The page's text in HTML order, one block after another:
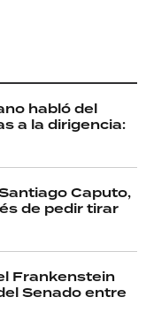
habló del
a la dirigencia:
Caputo,
de pedir tirar
Frankenstein
Senado entre